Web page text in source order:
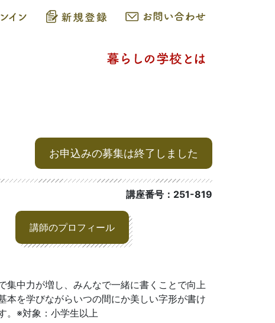
お申込みの募集は終了しました
講座番号：251-819
講師のプロフィール
集中力が増し、みんなで一緒に書くことで向上
本を学びながらいつの間にか美しい字形が書け
。※対象：小学生以上